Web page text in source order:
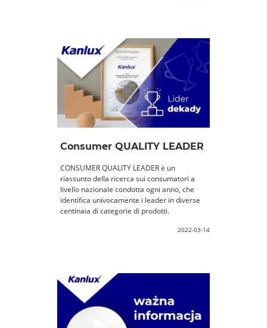
Consumer QUALITY LEADER
CONSUMER QUALITY LEADER è un
riassunto della ricerca sui consumatori a
livello nazionale condotta ogni anno, che
identifica univocamente i leader in diverse
centinaia di categorie di prodotti.
2022-03-14